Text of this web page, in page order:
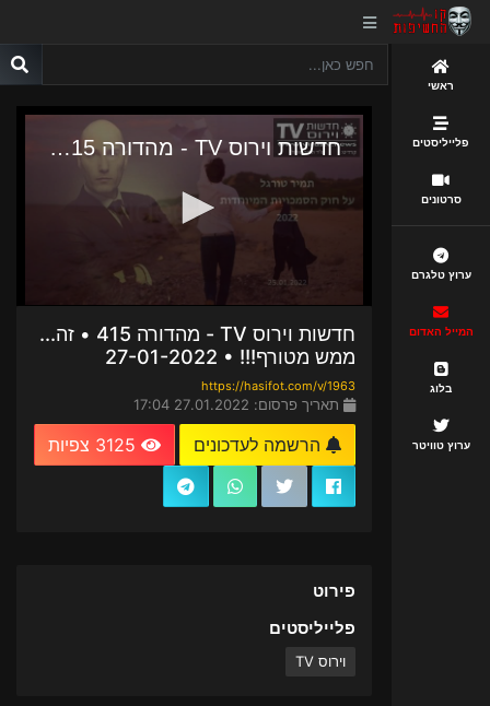
ראשי
פלייליסטים
סרטונים
ערוץ טלגרם
המייל האדום
בלוג
ערוץ טוויטר
חדשות וירוס TV - מהדורה 415 • זה...
ממש מטורף!!! • 27-01-2022
https://hasifot.com/v/1963
תאריך פרסום: 27.01.2022 17:04
הרשמה לעדכונים
פירוט
פלייליסטים
וירוס TV